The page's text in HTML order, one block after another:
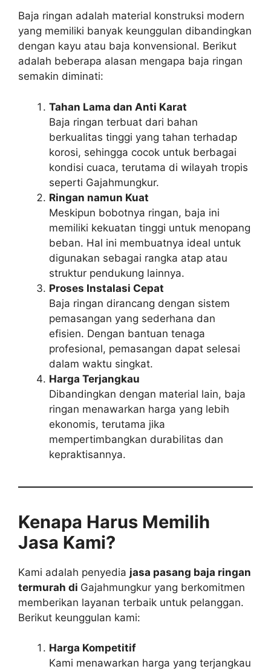
Baja ringan adalah material konstruksi modern
yang memiliki banyak keunggulan dibandingkan
dengan kayu atau baja konvensional. Berikut
adalah beberapa alasan mengapa baja ringan
semakin diminati:
Tahan Lama dan Anti Karat
Baja ringan terbuat dari bahan
berkualitas tinggi yang tahan terhadap
korosi, sehingga cocok untuk berbagai
kondisi cuaca, terutama di wilayah tropis
seperti Gajahmungkur.
Ringan namun Kuat
Meskipun bobotnya ringan, baja ini
memiliki kekuatan tinggi untuk menopang
beban. Hal ini membuatnya ideal untuk
digunakan sebagai rangka atap atau
struktur pendukung lainnya.
Proses Instalasi Cepat
Baja ringan dirancang dengan sistem
pemasangan yang sederhana dan
efisien. Dengan bantuan tenaga
profesional, pemasangan dapat selesai
dalam waktu singkat.
Harga Terjangkau
Dibandingkan dengan material lain, baja
ringan menawarkan harga yang lebih
ekonomis, terutama jika
mempertimbangkan durabilitas dan
kepraktisannya.
Kenapa Harus Memilih
Jasa Kami?
Kami adalah penyedia jasa pasang baja ringan
termurah di Gajahmungkur yang berkomitmen
memberikan layanan terbaik untuk pelanggan.
Berikut keunggulan kami:
Harga Kompetitif
Kami menawarkan harga yang terjangkau